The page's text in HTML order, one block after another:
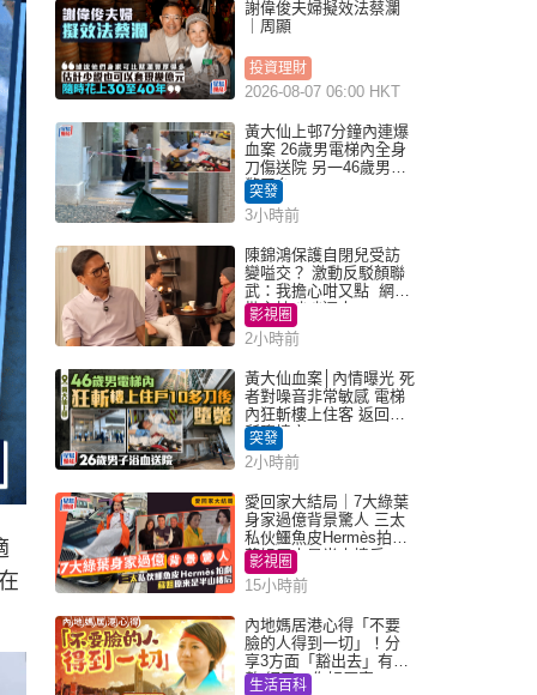
謝偉俊夫婦擬效法蔡瀾
｜周顯
投資理財
2026-08-07 06:00 HKT
黃大仙上邨7分鐘內連爆
血案 26歲男電梯內全身
刀傷送院 另一46歲男倒
斃平台
突發
3小時前
陳錦鴻保護自閉兒受訪
變嗌交？ 激動反駁顏聯
武：我擔心咁又點 網民
批主持咄咄逼人
影視圈
2小時前
黃大仙血案│內情曝光 死
者對噪音非常敏感 電梯
內狂斬樓上住客 返回住
所墮樓亡
突發
2小時前
愛回家大結局｜7大綠葉
身家過億背景驚人 三太
私伙鱷魚皮Hermès拍劇
蘇姐原來是半山樓后
影視圈
15小時前
內地媽居港心得「不要
臉的人得到一切」！分
享3方面「豁出去」有著
數 網民：你好厲害
生活百科